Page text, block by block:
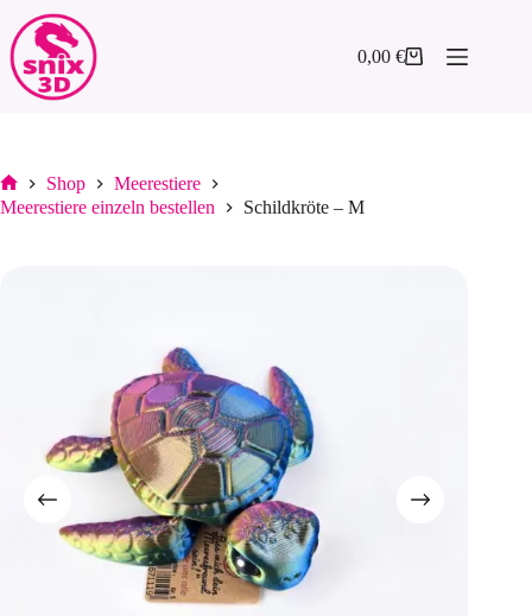
Inhalt
springen
Warenkorb
0,00€
Start
Shop
Meerestiere
Meerestiere einzeln bestellen
Schildkröte – M